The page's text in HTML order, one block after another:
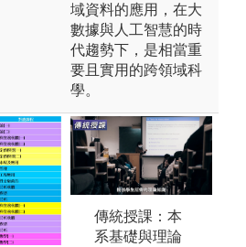
域資料的應用，在大
數據與人工智慧的時
代趨勢下，是相當重
要且實用的跨領域科
學。
傳統授課：本
系基礎與理論